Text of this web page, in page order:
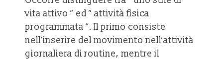
vita attivo ” ed ” attività fisica
programmata “. Il primo consiste
nell’inserire del movimento nell’attività
giornaliera di routine, mentre il